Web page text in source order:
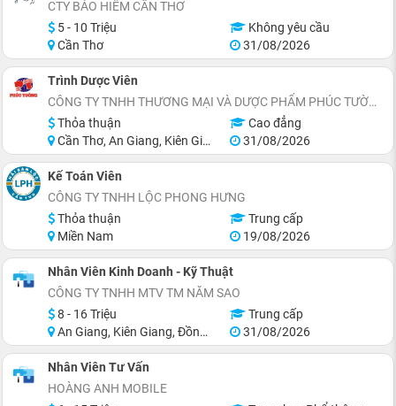
CTY BẢO HIỂM CẦN THƠ
5 - 10 Triệu
Không yêu cầu
Cần Thơ
31/08/2026
Trình Dược Viên
CÔNG TY TNHH THƯƠNG MẠI VÀ DƯỢC PHẨM PHÚC TƯỜNG
Thỏa thuận
Cao đẳng
Cần Thơ, An Giang, Kiên Giang, Cà Mau, Trà Vinh, Long An
31/08/2026
Kế Toán Viên
CÔNG TY TNHH LỘC PHONG HƯNG
Thỏa thuận
Trung cấp
Miền Nam
19/08/2026
Nhân Viên Kinh Doanh - Kỹ Thuật
CÔNG TY TNHH MTV TM NĂM SAO
8 - 16 Triệu
Trung cấp
An Giang, Kiên Giang, Đồng Tháp, Sóc Trăng, Long An
31/08/2026
Nhân Viên Tư Vấn
HOÀNG ANH MOBILE